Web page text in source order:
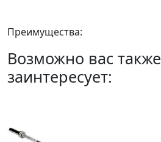
Преимущества:
Возможно вас также
заинтересует: